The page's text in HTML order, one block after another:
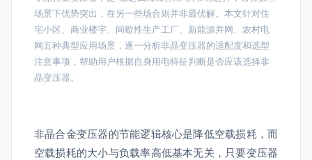
场景下优势突出，在另一些场合则并非最优解。本文针对住
宅小区、商业楼宇、间歇性生产工厂、新能源并网、农村电
网五种典型应用场景，逐一分析非晶变压器的适配度和选型
注意事项，帮助用户根据自身用电特征判断是否应该选择非
晶变压器。
非晶合金变压器的节能逻辑核心是降低空载损耗，而
空载损耗的大小与负载率高低基本无关，只要变压器